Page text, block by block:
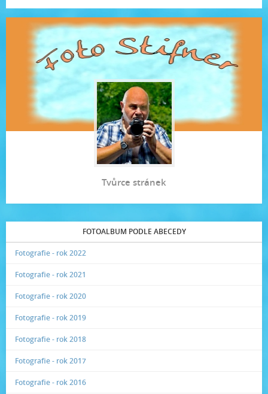
Tvůrce stránek
FOTOALBUM PODLE ABECEDY
Fotografie - rok 2022
Fotografie - rok 2021
Fotografie - rok 2020
Fotografie - rok 2019
Fotografie - rok 2018
Fotografie - rok 2017
Fotografie - rok 2016